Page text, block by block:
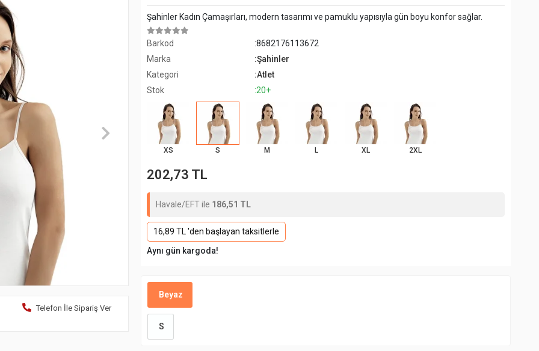
Telefon İle Sipariş Ver
Şahinler Kadın Çamaşırları, modern tasarımı ve pamuklu yapısıyla gün boyu konfor sağlar.
Barkod
:8682176113672
Marka
:Şahinler
Kategori
:Atlet
Stok
:20+
XS S M L XL 2XL
202,73 TL
Havale/EFT ile 186,51 TL
16,89 TL 'den başlayan taksitlerle
Aynı gün kargoda!
Beyaz
S